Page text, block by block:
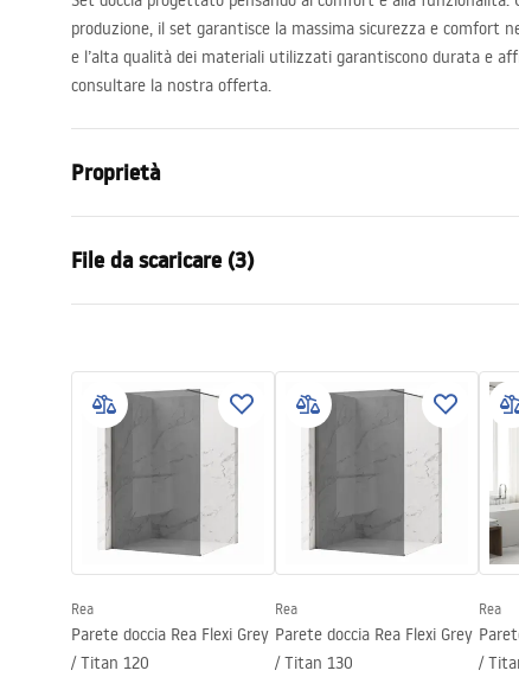
produzione, il set garantisce la massima sicurezza e comfort
e l’alta qualità dei materiali utilizzati garantiscono durata e
consultare la nostra offerta.
Proprietà
Materiale
Tipo di rubinetto
Regolazione dell’altezza
Altezza max.
mm
Regolazione della pressione
Sistema Anti-Calc
Tecnologia del rivestimento
PVD
Distanza dei collegamenti
mm
Garanzia
24 mesi
File da scaricare (3)
Safety_Information_Shower_set.p
df
Istruzioni di montaggio
Rea
Parete doccia Rea Flexi Grey
/ Titan 120
Rea
Parete doccia Rea Flexi Grey
/ Titan 130
Rea
/